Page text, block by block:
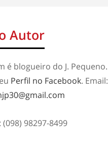
Autor
é blogueiro do J. Pequeno.
Perfil no Facebook. Email:
98297-8499